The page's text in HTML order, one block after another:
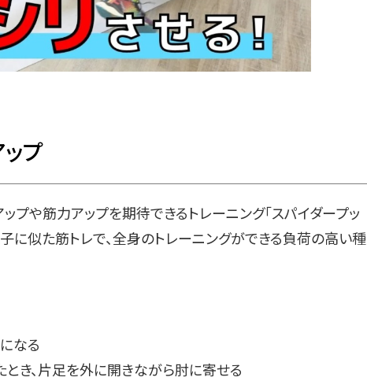
プ
プや筋力アップを期待できるトレーニング「スパイダープッ
に似た筋トレで、全身のトレーニングができる負荷の高い種
なる
き、片足を外に開きながら肘に寄せる